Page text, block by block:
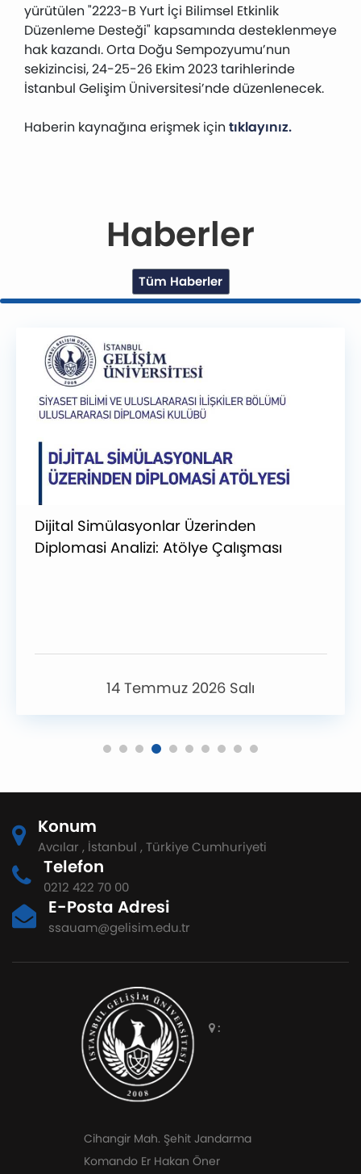
yürütülen "2223-B Yurt İçi Bilimsel Etkinlik
Düzenleme Desteği" kapsamında desteklenmeye
hak kazandı. Orta Doğu Sempozyumu’nun
sekizincisi, 24-25-26 Ekim 2023 tarihlerinde
İstanbul Gelişim Üniversitesi’nde düzenlenecek.
Haberin kaynağına erişmek için tıklayınız.
Haberler
Tüm Haberler
Dijital Simülasyonlar Üzerinden
Diplomasi Analizi: Atölye Çalışması
14 Temmuz 2026 Salı
Konum
Avcılar , İstanbul , Türkiye Cumhuriyeti
Telefon
0212 422 70 00
E-Posta Adresi
ssauam@gelisim.edu.tr
:
Cihangir Mah. Şehit Jandarma
Komando Er Hakan Öner